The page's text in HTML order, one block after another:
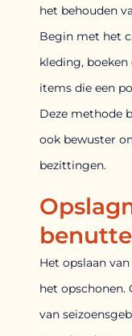
het behouden
Begin met het
kleding, boeken
items die een
Deze methode
ook bewuster
bezittingen.
Het opslaan
het opschonen.
van